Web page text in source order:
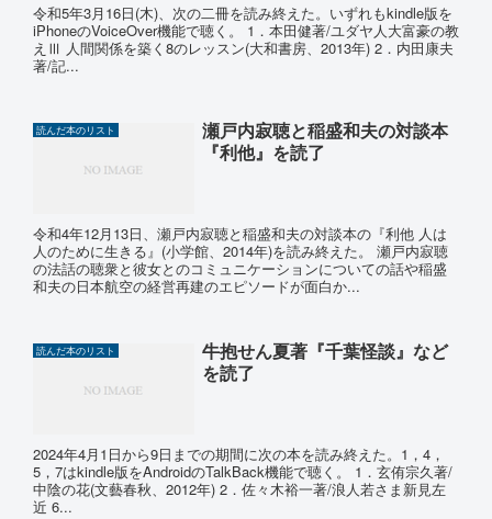
令和5年3月16日(木)、次の二冊を読み終えた。いずれもkindle版を
iPhoneのVoiceOver機能で聴く。 1．本田健著/ユダヤ人大富豪の教
えⅢ 人間関係を築く8のレッスン(大和書房、2013年) 2．内田康夫
著/記...
読んだ本のリスト
瀬戸内寂聴と稲盛和夫の対談本
『利他』を読了
令和4年12月13日、瀬戸内寂聴と稲盛和夫の対談本の『利他 人は
人のために生きる』(小学館、2014年)を読み終えた。 瀬戸内寂聴
の法話の聴衆と彼女とのコミュニケーションについての話や稲盛
和夫の日本航空の経営再建のエピソードが面白か...
読んだ本のリスト
牛抱せん夏著『千葉怪談』など
を読了
2024年4月1日から9日までの期間に次の本を読み終えた。1，4，
5，7はkindle版をAndroidのTalkBack機能で聴く。 1．玄侑宗久著/
中陰の花(文藝春秋、2012年) 2．佐々木裕一著/浪人若さま新見左
近 6...